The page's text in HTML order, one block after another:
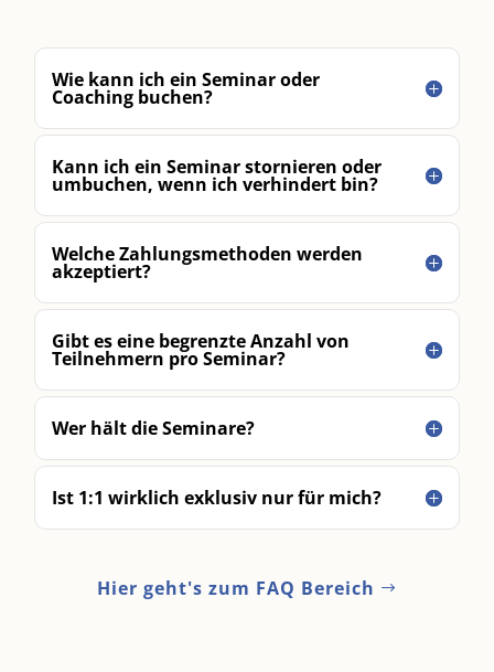
Wie kann ich ein Seminar oder
Coaching buchen?
Kann ich ein Seminar stornieren oder
umbuchen, wenn ich verhindert bin?
Welche Zahlungsmethoden werden
akzeptiert?
Gibt es eine begrenzte Anzahl von
Teilnehmern pro Seminar?
Wer hält die Seminare?
Ist 1:1 wirklich exklusiv nur für mich?
Hier geht's zum FAQ Bereich